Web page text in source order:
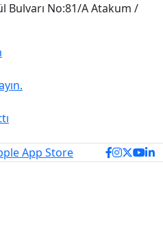
Bulvarı No:81/A Atakum /
App Store